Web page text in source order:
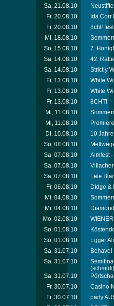
Sa, 21.08.10
Fr, 20.08.10
Ida
Fr, 20.08.10
8cht!
Mi, 18.08.10
So, 15.08.10
7.
Sa, 14.08.10
42.
Sa, 14.08.10
Strictly
Fr, 13.08.10
White
Fr, 13.08.10
White
Fr, 13.08.10
8CHT! –
Mi, 11.08.10
Mi, 11.08.10
Di, 10.08.10
10
So, 08.08.10
Sa, 07.08.10
Almfest
Sa, 07.08.10
Sa, 07.08.10
Fete
Fr, 06.08.10
Didge &
Mi, 04.08.10
Mi, 04.08.10
Mo, 02.08.10
So, 01.08.10
So, 01.08.10
Egger
Sa, 31.07.10
Behave!
Sa, 31.07.10
(schmidi)
Sa, 31.07.10
Fr, 30.07.10
Casino
Fr, 30.07.10